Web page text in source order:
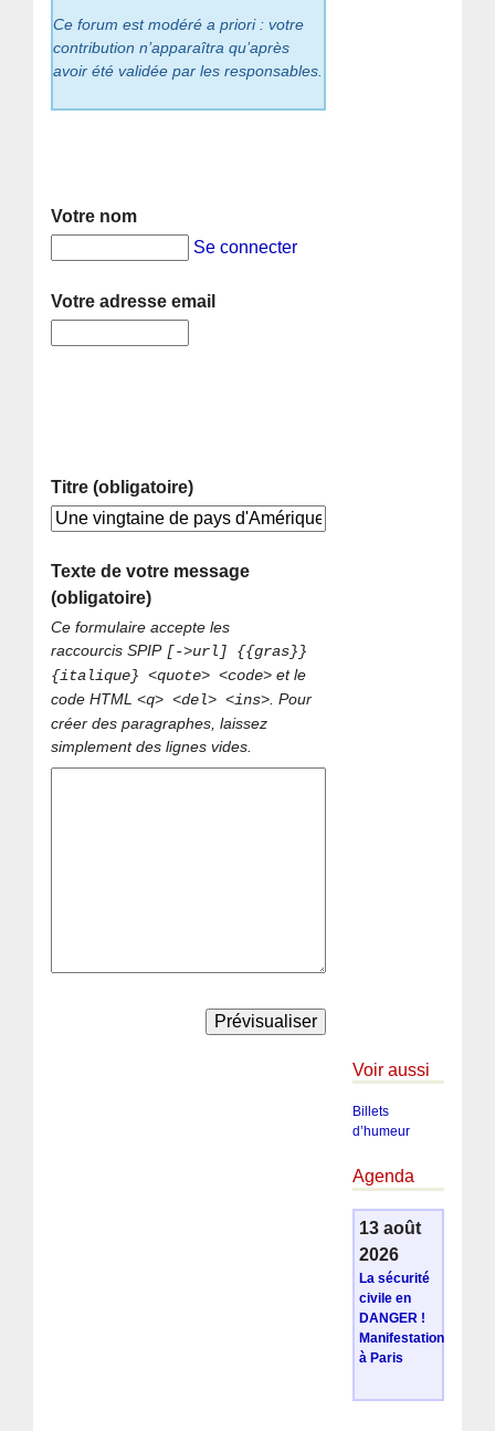
Ce forum est modéré a priori : votre
contribution n’apparaîtra qu’après
avoir été validée par les responsables.
Votre nom
Se connecter
Votre adresse email
Titre (obligatoire)
Texte de votre message
(obligatoire)
Ce formulaire accepte les
raccourcis SPIP [->url] {{gras}}
{italique} <quote> <code> et le
code HTML<q> <del> <ins>. Pour
créer des paragraphes, laissez
simplement des lignes vides.
Voir aussi
Billets
d’humeur
Agenda
13 août
2026
La sécurité
civile en
DANGER !
Manifestation
à Paris